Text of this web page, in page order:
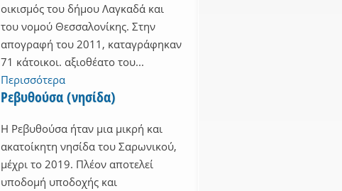
οικισμός του δήμου Λαγκαδά και
του νομού Θεσσαλονίκης. Στην
απογραφή του 2011, καταγράφηκαν
71 κάτοικοι. αξιοθέατο του...
Περισσότερα
Ρεβυθούσα (νησίδα)
Η Ρεβυθούσα ήταν μια μικρή και
ακατοίκητη νησίδα του Σαρωνικού,
μέχρι το 2019. Πλέον αποτελεί
υποδομή υποδοχής και